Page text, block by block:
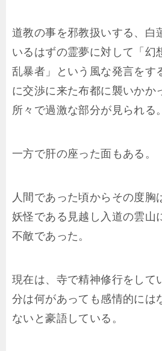
道教の事を邪教扱いする、白
いるはずの霊夢に対して「幻
乱暴者」という風な発言をす
に交渉に来た布都に襲いかか
所々で過激な部分が見られる。
一方で肝の座った面もある。
人間であった頃からその度胸
妖怪である見越し入道の雲山
不敵であった。
現在は、寺で精神修行をして
分は何があっても感情的には
ないと豪語している。